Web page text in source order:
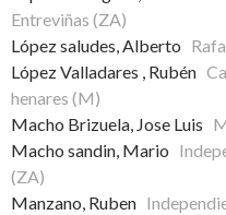
Entreviñas (ZA)
López saludes, Alberto
López Valladares , Rubén
henares (M)
Macho Brizuela, Jose Luis
Macho sandin, Mario
(ZA)
Manzano, Ruben